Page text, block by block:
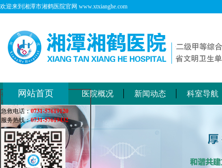
欢迎来到湘潭市湘鹤医院官网 www.xtxianghe.com
网站首页 医院概况 新闻动态 科室导航
在线客服
在线咨询：
急救电话：0731-57619120
服务热线：0731-57619432